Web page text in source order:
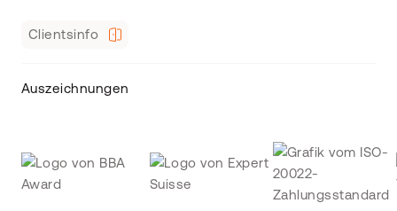
Clientsinfo
Auszeichnungen